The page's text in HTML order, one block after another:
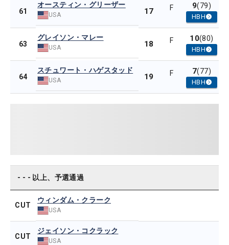
61
オースティン・グリーザー
USA 17 F 9(79)
HBH
63
グレイソン・マレー
USA 18 F 10(80)
HBH
64
スチュワート・ハゲスタッド
USA 19 F 7(77)
HBH
- - - 以上、予選通過
CUT
ウィンダム・クラーク
USA
CUT
ジェイソン・コクラック
USA